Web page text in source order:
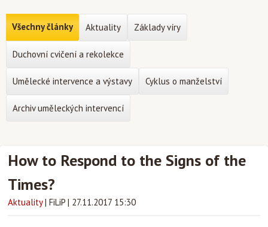
How to Respond to the Signs of the
Times?
Aktuality | FiLiP | 27.11.2017 15:30
Všechny články Aktuality Základy víry
Duchovní cvičení a rekolekce
Umělecké intervence a výstavy Cyklus o manželství
Archiv uměleckých intervencí